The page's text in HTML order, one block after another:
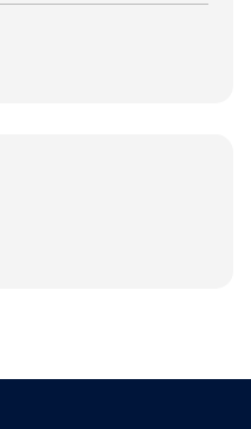
(formerly Twitter)
on Instagram